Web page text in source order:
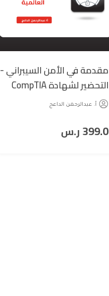
مقدمة في الأمن السيبراني -
التحضير لشهادة CompTIA
Security+ العالمية
أ. عبدالرحمن الداعج
399.0ر.س